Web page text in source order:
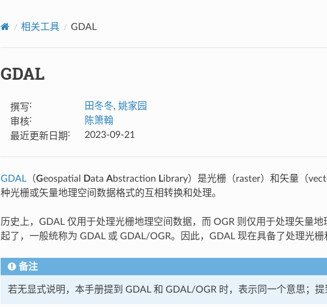
相关工具 GDAL
GDAL
撰写: 田冬冬, 姚家园
审核:
陈箫翰
最近更新日期: 2023-09-21
GDAL（Geospatial Data Abstraction Library）是光栅（raster）和矢量（
种光栅或矢量地理空间数据格式的互相转换和处理。
历史上，GDAL 仅用于处理光栅地理空间数据，而 OGR 则仅用于处理矢量
起了，一般统称为 GDAL 或 GDAL/OGR。因此，GDAL 现在具备了处理光
备注
若无显式说明，本手册提到 GDAL 和 GDAL/OGR 时，表示同一个意思；